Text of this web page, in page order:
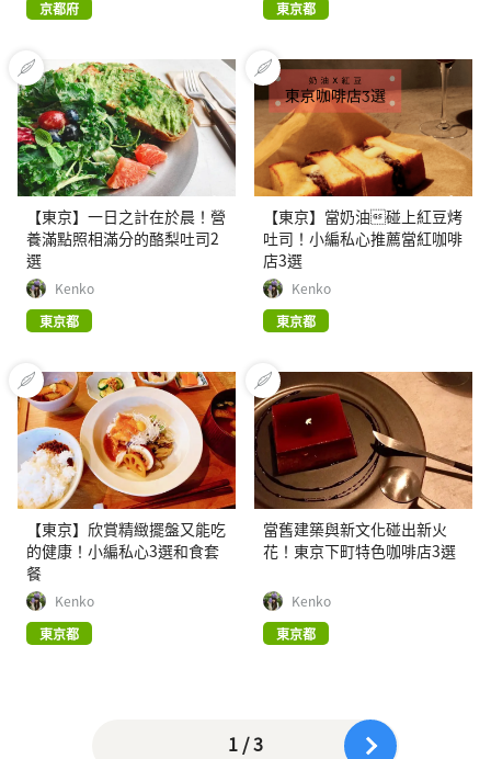
京都府 東京都
【東京】一日之計在於晨！營
養滿點照相滿分的酪梨吐司2
選
Kenko
東京都
【東京】當奶油碰上紅豆烤
吐司！小編私心推薦當紅咖啡
店3選
Kenko
東京都
【東京】欣賞精緻擺盤又能吃
的健康！小編私心3選和食套
餐
Kenko
東京都
當舊建築與新文化碰出新火
花！東京下町特色咖啡店3選
Kenko
東京都
1 / 3